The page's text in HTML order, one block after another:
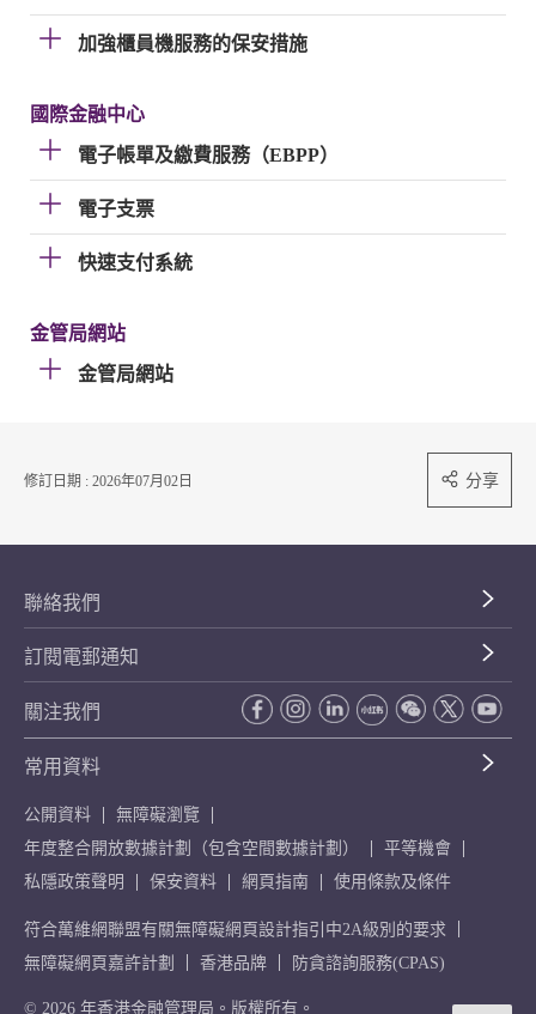
加強櫃員機服務的保安措施
國際金融中心
電子帳單及繳費服務（EBPP）
電子支票
快速支付系統
金管局網站
金管局網站
修訂日期 : 2026年07月02日 分享
聯絡我們
訂閱電郵通知
關注我們
常用資料
公開資料
無障礙瀏覽
年度整合開放數據計劃（包含空間數據計劃）
平等機會
私隱政策聲明
保安資料 網頁指南 使用條款及條件
符合萬維網聯盟有關無障礙網頁設計指引中2A級別的要求
無障礙網頁嘉許計劃
香港品牌 防貪諮詢服務(CPAS)
© 2026 年香港金融管理局。版權所有。